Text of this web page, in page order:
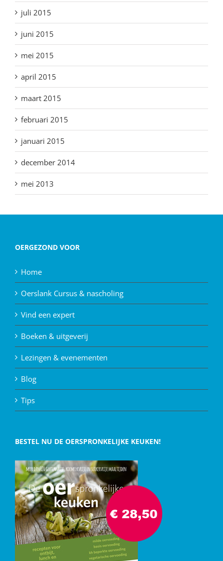
juli 2015
juni 2015
mei 2015
april 2015
maart 2015
februari 2015
januari 2015
december 2014
mei 2013
OERGEZOND VOOR
Home
Oerslank Cursus & nascholing
Vind een expert
Boeken & uitgeverij
Lezingen & evenementen
Blog
Tips
BESTEL NU DE OERSPRONKELIJKE KEUKEN!